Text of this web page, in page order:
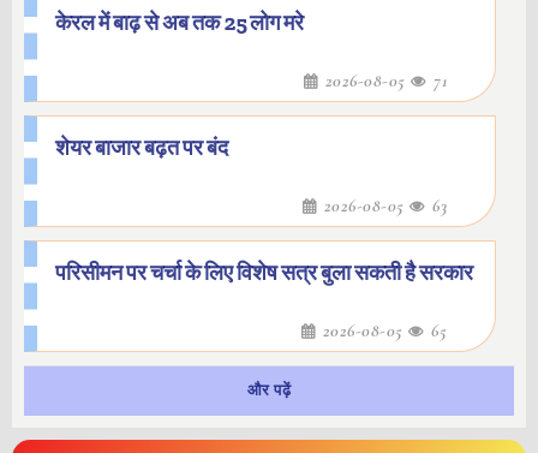
केरल में बाढ़ से अब तक 25 लोग मरे
2026-08-05 71
शेयर बाजार बढ़त पर बंद
2026-08-05 63
परिसीमन पर चर्चा के लिए विशेष सत्र बुला सकती है सरकार
2026-08-05 65
और पढ़ें